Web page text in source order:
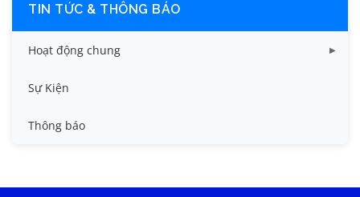
TIN TỨC & THÔNG BÁO
Hoạt động chung
Tin công tác sinh viên
Tin đào tạo
Tin tức chung
Sự Kiện
Thông báo